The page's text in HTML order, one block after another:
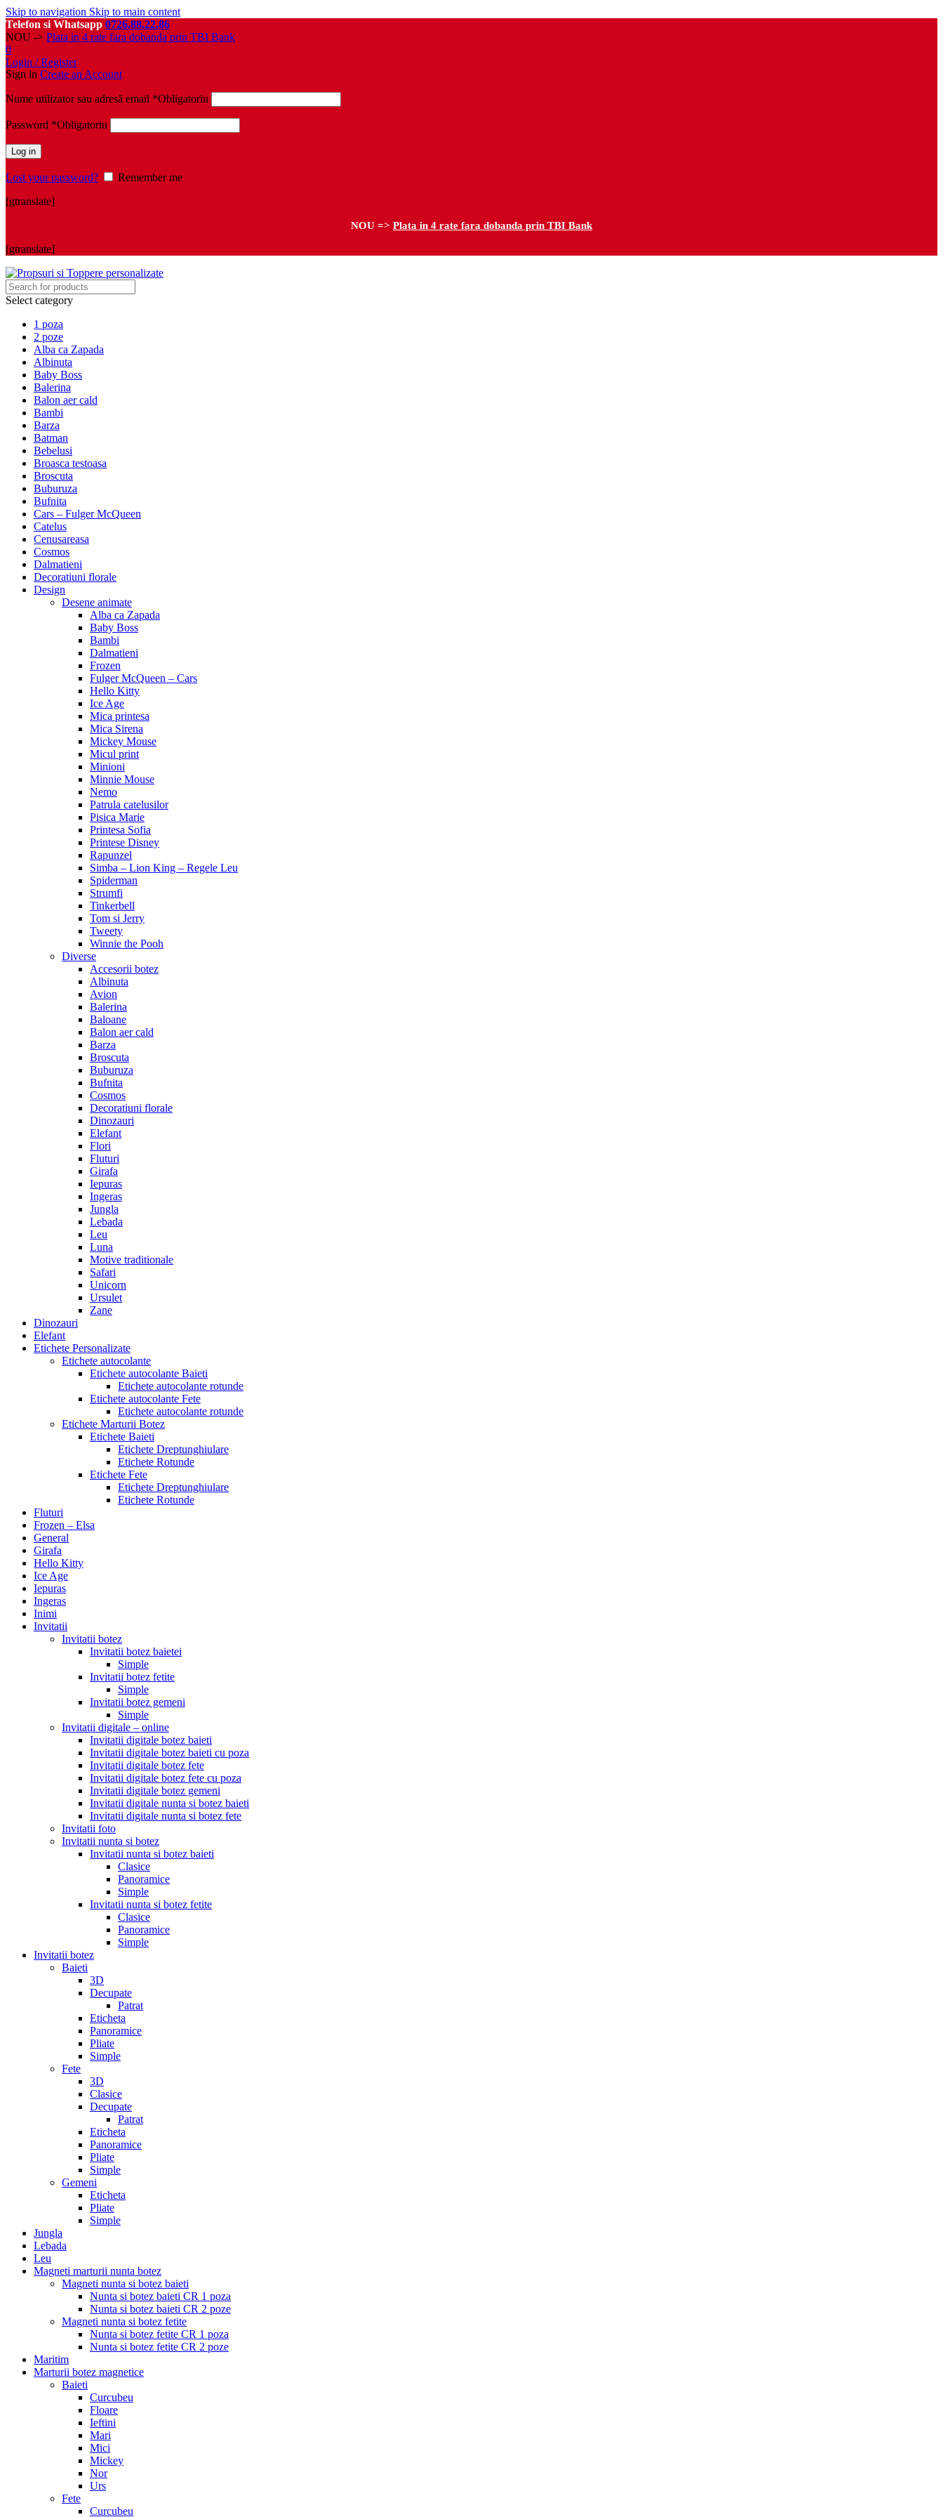
Skip to navigation Skip to main content
Telefon si Whatsapp 0726.88.22.86
NOU -> Plata in 4 rate fara dobanda prin TBI Bank
0
Login / Register
Sign in Create an Account
Nume utilizator sau adresă email *Obligatoriu
Password *Obligatoriu
Log in
Lost your password?
Remember me
[gtranslate]
NOU => Plata in 4 rate fara dobanda prin TBI Bank
[gtranslate]
Select category
1 poza
2 poze
Alba ca Zapada
Albinuta
Baby Boss
Balerina
Balon aer cald
Bambi
Barza
Batman
Bebelusi
Broasca testoasa
Broscuta
Buburuza
Bufnita
Cars – Fulger McQueen
Catelus
Cenusareasa
Cosmos
Dalmatieni
Decoratiuni florale
Design
Desene animate
Alba ca Zapada
Baby Boss
Bambi
Dalmatieni
Frozen
Fulger McQueen – Cars
Hello Kitty
Ice Age
Mica printesa
Mica Sirena
Mickey Mouse
Micul print
Minioni
Minnie Mouse
Nemo
Patrula catelusilor
Pisica Marie
Printesa Sofia
Printese Disney
Rapunzel
Simba – Lion King – Regele Leu
Spiderman
Strumfi
Tinkerbell
Tom si Jerry
Tweety
Winnie the Pooh
Diverse
Accesorii botez
Albinuta
Avion
Balerina
Baloane
Balon aer cald
Barza
Broscuta
Buburuza
Bufnita
Cosmos
Decoratiuni florale
Dinozauri
Elefant
Flori
Fluturi
Girafa
Iepuras
Ingeras
Jungla
Lebada
Leu
Luna
Motive traditionale
Safari
Unicorn
Ursulet
Zane
Dinozauri
Elefant
Etichete Personalizate
Etichete autocolante
Etichete autocolante Baieti
Etichete autocolante rotunde
Etichete autocolante Fete
Etichete autocolante rotunde
Etichete Marturii Botez
Etichete Baieti
Etichete Dreptunghiulare
Etichete Rotunde
Etichete Fete
Etichete Dreptunghiulare
Etichete Rotunde
Fluturi
Frozen – Elsa
General
Girafa
Hello Kitty
Ice Age
Iepuras
Ingeras
Inimi
Invitatii
Invitatii botez
Invitatii botez baietei
Simple
Invitatii botez fetite
Simple
Invitatii botez gemeni
Simple
Invitatii digitale – online
Invitatii digitale botez baieti
Invitatii digitale botez baieti cu poza
Invitatii digitale botez fete
Invitatii digitale botez fete cu poza
Invitatii digitale botez gemeni
Invitatii digitale nunta si botez baieti
Invitatii digitale nunta si botez fete
Invitatii foto
Invitatii nunta si botez
Invitatii nunta si botez baieti
Clasice
Panoramice
Simple
Invitatii nunta si botez fetite
Clasice
Panoramice
Simple
Invitatii botez
Baieti
3D
Decupate
Patrat
Eticheta
Panoramice
Pliate
Simple
Fete
3D
Clasice
Decupate
Patrat
Eticheta
Panoramice
Pliate
Simple
Gemeni
Eticheta
Pliate
Simple
Jungla
Lebada
Leu
Magneti marturii nunta botez
Magneti nunta si botez baieti
Nunta si botez baieti CR 1 poza
Nunta si botez baieti CR 2 poze
Magneti nunta si botez fetite
Nunta si botez fetite CR 1 poza
Nunta si botez fetite CR 2 poze
Maritim
Marturii botez magnetice
Baieti
Curcubeu
Floare
Ieftini
Mari
Mici
Mickey
Nor
Urs
Fete
Curcubeu